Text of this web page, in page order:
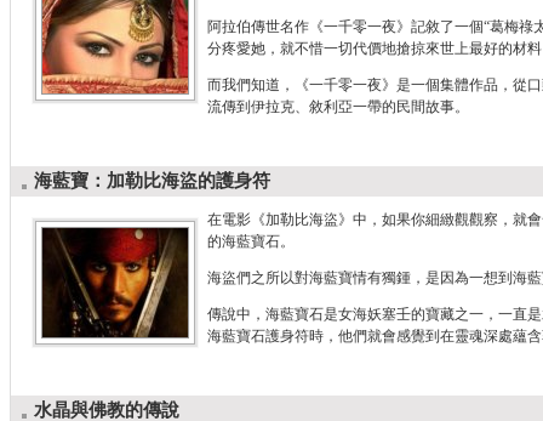
阿拉伯傳世名作《一千零一夜》記敘了一個“葛梅
分疼愛她，就不惜一切代價地搶掠來世上最好的材
而我們知道，《一千零一夜》是一個集體作品，從
流傳到伊拉克、敘利亞一帶的民間故事。
海藍寶：加勒比海盜的護身符
在電影《加勒比海盜》中，如果你細緻觀觀察，就
的海藍寶石。
海盜們之所以對海藍寶情有獨鍾，是因為一想到海
傳說中，海藍寶石是女海妖塞壬的寶藏之一，一直
海藍寶石護身符時，他們就會感覺到在靈魂深處蘊
水晶與佛教的傳說